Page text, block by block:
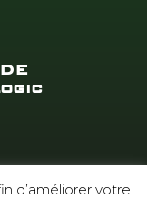
d’améliorer votre